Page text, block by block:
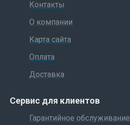
Контакты
О компании
Карта сайта
Оплата
Доставка
Сервис для клиентов
Гарантийное обслуживание